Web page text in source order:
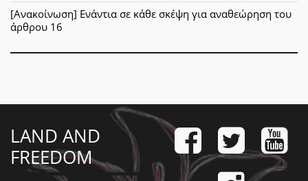
[Ανακοίνωση] Ενάντια σε κάθε σκέψη για αναθεώρηση του
άρθρου 16
LAND AND
FREEDOM